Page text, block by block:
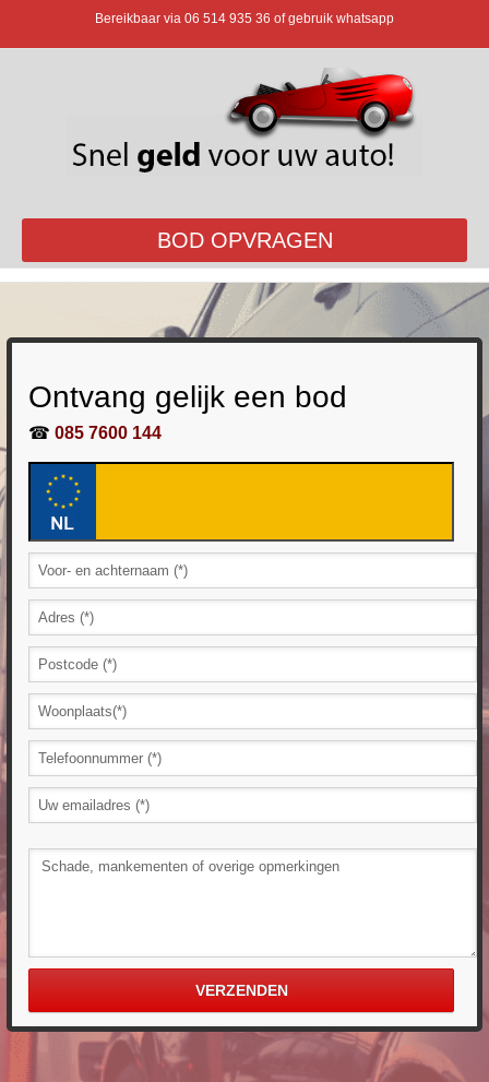
Bereikbaar via 06 514 935 36 of gebruik whatsapp
BOD OPVRAGEN
Ontvang gelijk een bod
☎ 085 7600 144